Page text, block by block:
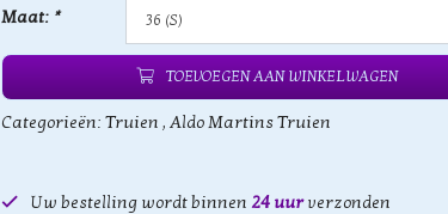
Maat: *
TOEVOEGEN AAN WINKELWAGEN
Categorieën: Truien , Aldo Martins Truien
Uw bestelling wordt binnen 24 uurverzonden